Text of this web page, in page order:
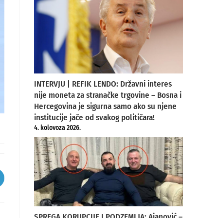
INTERVJU | REFIK LENDO: Državni interes
nije moneta za stranačke trgovine – Bosna i
Hercegovina je sigurna samo ako su njene
institucije jače od svakog političara!
4. kolovoza 2026.